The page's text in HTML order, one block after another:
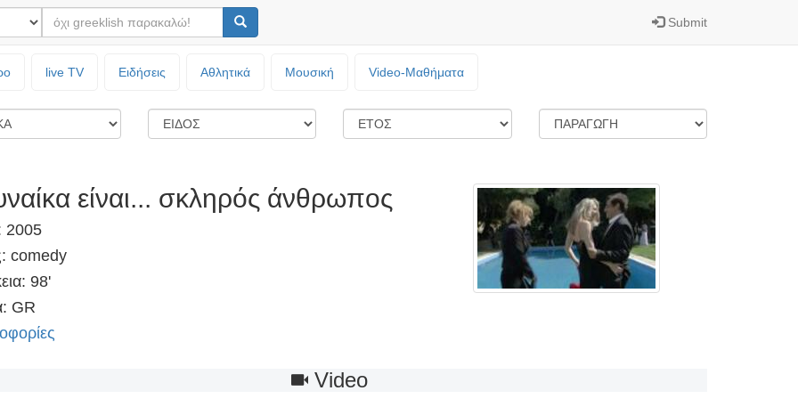
Submit
live TV Ειδήσεις Αθλητικά Μουσική Video-Mαθήματα
είναι... σκληρός άνθρωπος
2005
comedy
98'
GR
Video